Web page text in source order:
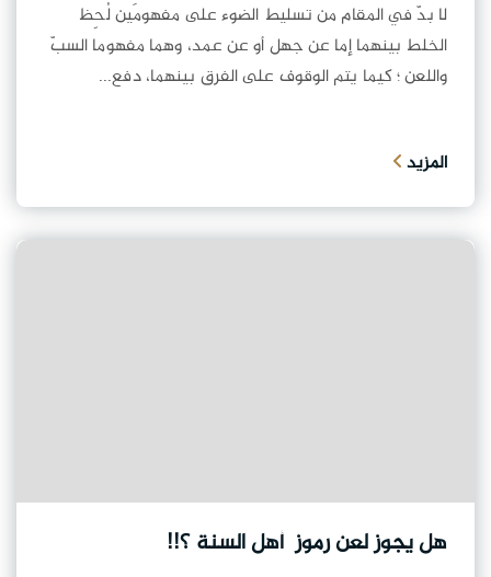
لا بدّ في المقام من تسليط الضوء على مفهومَين لُحِظ
الخلط بينهما إما عن جهل أو عن عمد، وهما مفهوما السبّ
واللعن ؛ كيما يتم الوقوف على الفرق بينهما، دفع...
المزيد
هل يجوز لعن رموز أهل السنة ؟!!